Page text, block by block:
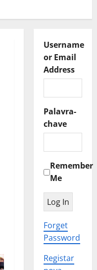
Username
or Email
Address
Palavra-
chave
Remember
Me
Forget
Password
Registar